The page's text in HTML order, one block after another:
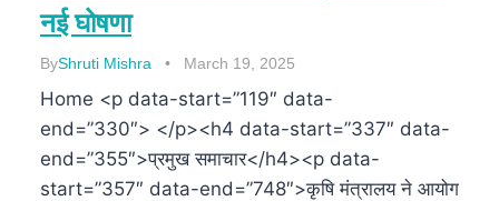
नई घोषणा
ByShruti Mishra March 19, 2025
Home <p data-start=”119″ data-
end=”330″> </p><h4 data-start=”337″ data-
end=”355″>प्रमुख समाचार</h4><p data-
start=”357″ data-end=”748″>कृषि मंत्रालय ने आयोग